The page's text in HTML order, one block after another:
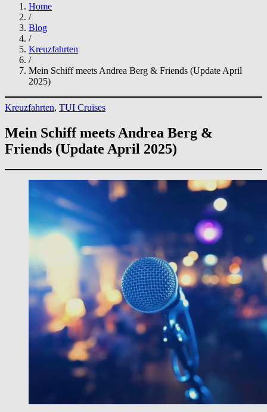
Home
/
Blog
/
Kreuzfahrten
/
Mein Schiff meets Andrea Berg & Friends (Update April
2025)
Kreuzfahrten, TUI Cruises
Mein Schiff meets Andrea Berg &
Friends (Update April 2025)